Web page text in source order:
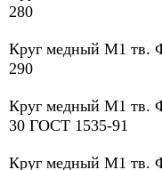
280
Круг медный М1 тв.
290
Круг медный М1 тв.
30 ГОСТ 1535-91
Круг медный М1 тв.